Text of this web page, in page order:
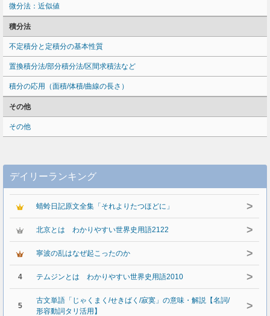
微分法：近似値
積分法
不定積分と定積分の基本性質
置換積分法/部分積分法/区間求積法など
積分の応用（面積/体積/曲線の長さ）
その他
その他
デイリーランキング
蜻蛉日記原文全集「それよりたつほどに」 >
北京とは わかりやすい世界史用語2122 >
寧波の乱はなぜ起こったのか >
4 テムジンとは わかりやすい世界史用語2010 >
5
古文単語「じゃくまく/せきばく/寂寞」の意味・解説【名詞/
形容動詞タリ活用】
>